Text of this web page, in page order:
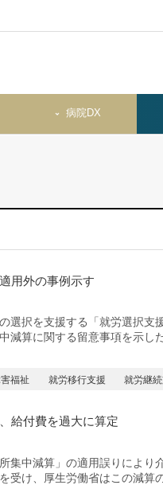
病院DX
用外の事例示す
選択を支援する「就労選択支
減算に関する留意事項を示し
福祉 就労移行支援 就労継
給付費を過大に算定
集中減算」の適用誤りにより
受け、厚生労働省はこの減算